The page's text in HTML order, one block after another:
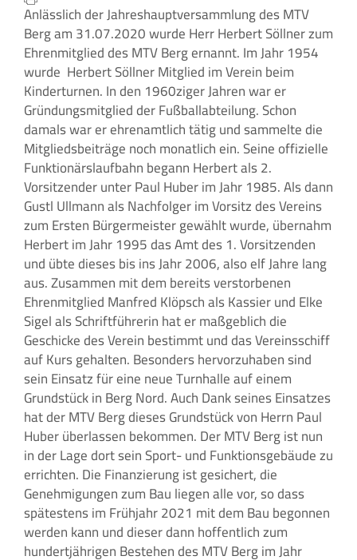
Anlässlich der Jahreshauptversammlung des MTV
Berg am 31.07.2020 wurde Herr Herbert Söllner zum
Ehrenmitglied des MTV Berg ernannt. Im Jahr 1954
wurde Herbert Söllner Mitglied im Verein beim
Kinderturnen. In den 1960ziger Jahren war er
Gründungsmitglied der Fußballabteilung. Schon
damals war er ehrenamtlich tätig und sammelte die
Mitgliedsbeiträge noch monatlich ein. Seine offizielle
Funktionärslaufbahn begann Herbert als 2.
Vorsitzender unter Paul Huber im Jahr 1985. Als dann
Gustl Ullmann als Nachfolger im Vorsitz des Vereins
zum Ersten Bürgermeister gewählt wurde, übernahm
Herbert im Jahr 1995 das Amt des 1. Vorsitzenden
und übte dieses bis ins Jahr 2006, also elf Jahre lang
aus. Zusammen mit dem bereits verstorbenen
Ehrenmitglied Manfred Klöpsch als Kassier und Elke
Sigel als Schriftführerin hat er maßgeblich die
Geschicke des Verein bestimmt und das Vereinsschiff
auf Kurs gehalten. Besonders hervorzuhaben sind
sein Einsatz für eine neue Turnhalle auf einem
Grundstück in Berg Nord. Auch Dank seines Einsatzes
hat der MTV Berg dieses Grundstück von Herrn Paul
Huber überlassen bekommen. Der MTV Berg ist nun
in der Lage dort sein Sport- und Funktionsgebäude zu
errichten. Die Finanzierung ist gesichert, die
Genehmigungen zum Bau liegen alle vor, so dass
spätestens im Frühjahr 2021 mit dem Bau begonnen
werden kann und dieser dann hoffentlich zum
hundertjährigen Bestehen des MTV Berg im Jahr